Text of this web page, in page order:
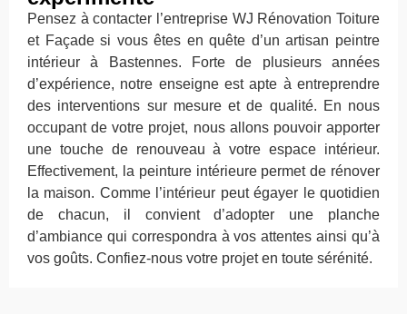
Pensez à contacter l’entreprise WJ Rénovation Toiture
et Façade si vous êtes en quête d’un artisan peintre
intérieur à Bastennes. Forte de plusieurs années
d’expérience, notre enseigne est apte à entreprendre
des interventions sur mesure et de qualité. En nous
occupant de votre projet, nous allons pouvoir apporter
une touche de renouveau à votre espace intérieur.
Effectivement, la peinture intérieure permet de rénover
la maison. Comme l’intérieur peut égayer le quotidien
de chacun, il convient d’adopter une planche
d’ambiance qui correspondra à vos attentes ainsi qu’à
vos goûts. Confiez-nous votre projet en toute sérénité.